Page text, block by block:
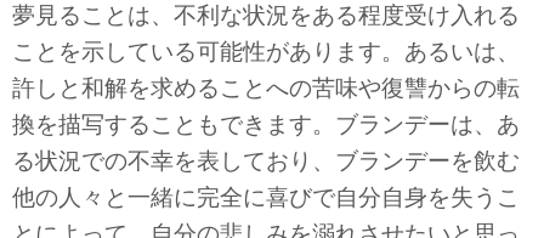
夢見ることは、不利な状況をある程度受け入れる
ことを示している可能性があります。あるいは、
許しと和解を求めることへの苦味や復讐からの転
換を描写することもできます。ブランデーは、あ
る状況での不幸を表しており、ブランデーを飲む
他の人々と一緒に完全に喜びで自分自身を失うこ